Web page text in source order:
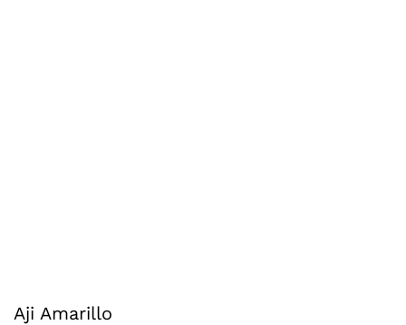
Aji Amarillo